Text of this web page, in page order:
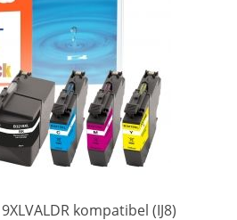
kompatibel (IJ8)